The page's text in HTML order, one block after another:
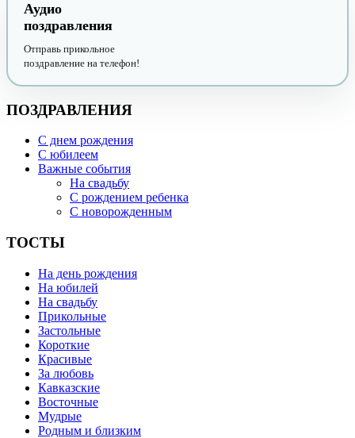
Аудио
поздравления
Отправь прикольное
поздравление на телефон!
ПОЗДРАВЛЕНИЯ
С днем рождения
С юбилеем
Важные события
На свадьбу
С рождением ребенка
С новорожденным
ТОСТЫ
На день рождения
На юбилей
На свадьбу
Прикольные
Застольные
Короткие
Красивые
За любовь
Кавказские
Восточные
Мудрые
Родным и близким